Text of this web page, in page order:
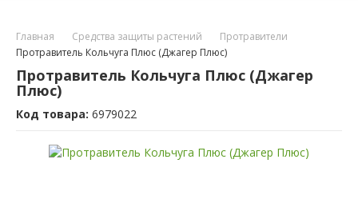
Главная Средства защиты растений
Протравители
Протравитель Кольчуга Плюс (Джагер Плюс)
Протравитель Кольчуга Плюс (Джагер
Плюс)
Код товара: 6979022